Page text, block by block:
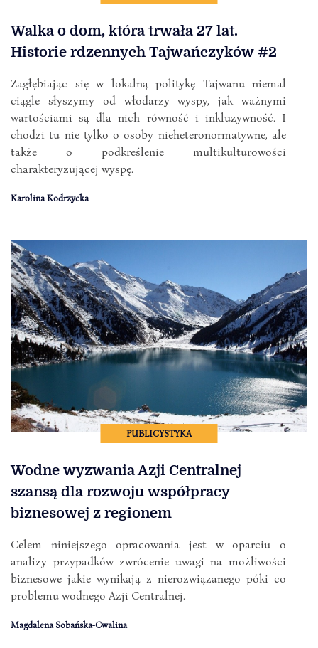
Walka o dom, która trwała 27 lat.
Historie rdzennych Tajwańczyków #2
Zagłębiając się w lokalną politykę Tajwanu niemal
ciągle słyszymy od włodarzy wyspy, jak ważnymi
wartościami są dla nich równość i inkluzywność. I
chodzi tu nie tylko o osoby nieheteronormatywne, ale
także o podkreślenie multikulturowości
charakteryzującej wyspę.
Karolina Kodrzycka
PUBLICYSTYKA
Wodne wyzwania Azji Centralnej
szansą dla rozwoju współpracy
biznesowej z regionem
Celem niniejszego opracowania jest w oparciu o
analizy przypadków zwrócenie uwagi na możliwości
biznesowe jakie wynikają z nierozwiązanego póki co
problemu wodnego Azji Centralnej.
Magdalena Sobańska-Cwalina